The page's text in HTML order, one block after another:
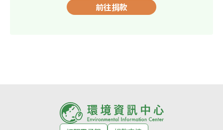
前往捐款